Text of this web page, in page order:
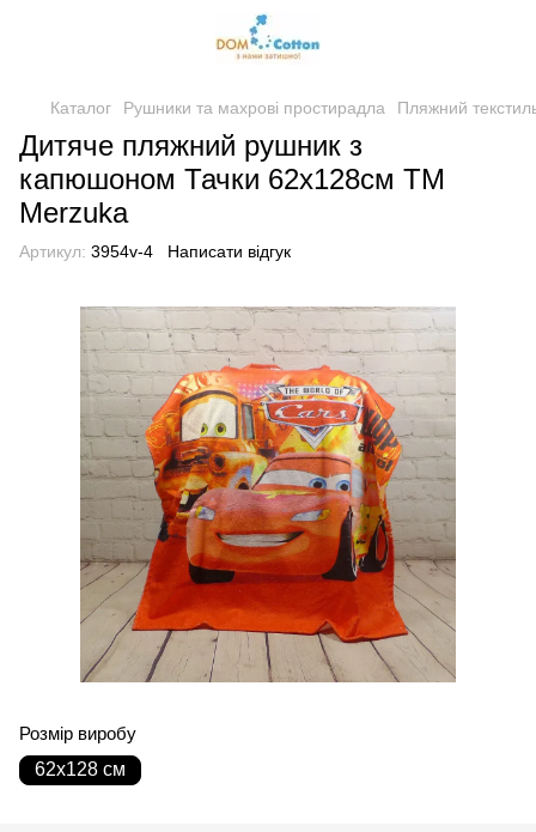
Каталог Рушники та махрові простирадла Пляжний
Дитяче пляжний рушник з
капюшоном Тачки 62х128см ТМ
Merzuka
Артикул: 3954v-4 Написати відгук
Розмір виробу
62х128 см